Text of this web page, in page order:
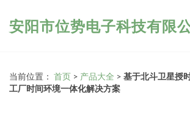
安阳市位势电子科技有限
当前位置： 首页 > 产品大全 > 基于北斗卫星授
工厂时间环境一体化解决方案